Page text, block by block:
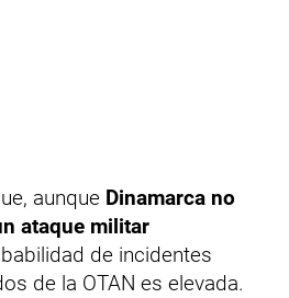
aunque Dinamarca no
ataque militar
de incidentes
de la OTAN es elevada.